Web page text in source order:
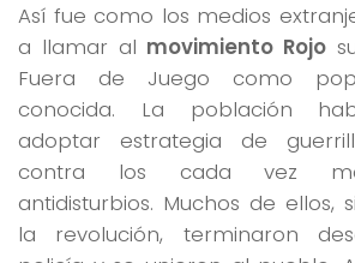
Así fue como los medios
a llamar al movimiento Rojo
Fuera de Juego como
conocida. La población
adoptar estrategia de
contra los cada vez
antidisturbios. Muchos de ellos,
la revolución, terminaron